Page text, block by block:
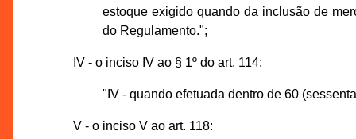
estoque exigido quando da inclusão de
do Regulamento.";
IV - o inciso IV ao § 1º do art. 114:
"IV - quando efetuada dentro de 60
V - o inciso V ao art. 118: